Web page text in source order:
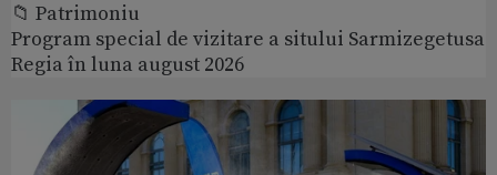
📁 Patrimoniu
Program special de vizitare a sitului Sarmizegetusa
Regia în luna august 2026